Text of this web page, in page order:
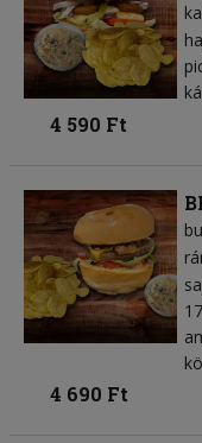
4 590 Ft
4 690 Ft